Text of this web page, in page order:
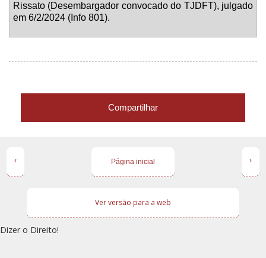
Rissato (Desembargador convocado do TJDFT), julgado
em 6/2/2024 (Info 801).
Compartilhar
‹ ›
Página inicial
Ver versão para a web
Dizer o Direito!